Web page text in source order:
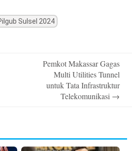
Sulsel 2024
Pemkot Makassar Gagas
Multi Utilities Tunnel
untuk Tata Infrastruktur
Telekomunikasi →